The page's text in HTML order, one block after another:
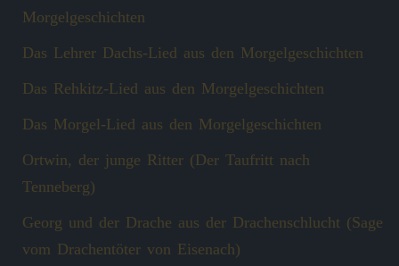
Morgelgeschichten
Das Lehrer Dachs-Lied aus den Morgelgeschichten
Das Rehkitz-Lied aus den Morgelgeschichten
Das Morgel-Lied aus den Morgelgeschichten
Ortwin, der junge Ritter (Der Taufritt nach
Tenneberg)
Georg und der Drache aus der Drachenschlucht (Sage
vom Drachentöter von Eisenach)